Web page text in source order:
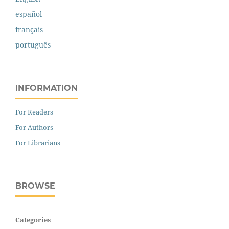
español
français
português
INFORMATION
For Readers
For Authors
For Librarians
BROWSE
Categories